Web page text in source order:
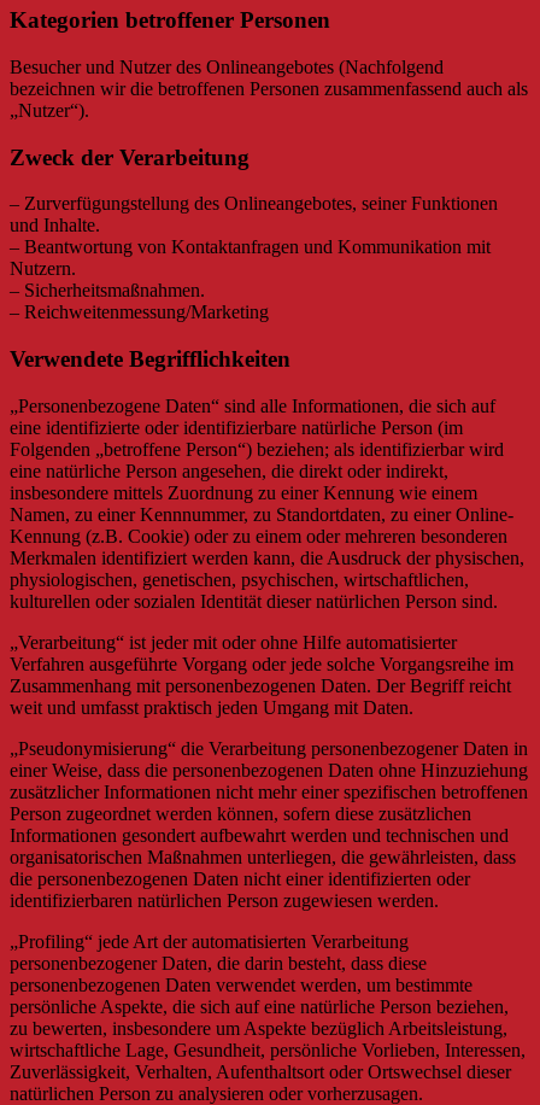
Kategorien betroffener Personen
Besucher und Nutzer des Onlineangebotes (Nachfolgend
bezeichnen wir die betroffenen Personen zusammenfassend auch als
„Nutzer“).
Zweck der Verarbeitung
– Zurverfügungstellung des Onlineangebotes, seiner Funktionen
und Inhalte.
– Beantwortung von Kontaktanfragen und Kommunikation mit
Nutzern.
– Sicherheitsmaßnahmen.
– Reichweitenmessung/Marketing
Verwendete Begrifflichkeiten
„Personenbezogene Daten“ sind alle Informationen, die sich auf
eine identifizierte oder identifizierbare natürliche Person (im
Folgenden „betroffene Person“) beziehen; als identifizierbar wird
eine natürliche Person angesehen, die direkt oder indirekt,
insbesondere mittels Zuordnung zu einer Kennung wie einem
Namen, zu einer Kennnummer, zu Standortdaten, zu einer Online-
Kennung (z.B. Cookie) oder zu einem oder mehreren besonderen
Merkmalen identifiziert werden kann, die Ausdruck der physischen,
physiologischen, genetischen, psychischen, wirtschaftlichen,
kulturellen oder sozialen Identität dieser natürlichen Person sind.
„Verarbeitung“ ist jeder mit oder ohne Hilfe automatisierter
Verfahren ausgeführte Vorgang oder jede solche Vorgangsreihe im
Zusammenhang mit personenbezogenen Daten. Der Begriff reicht
weit und umfasst praktisch jeden Umgang mit Daten.
„Pseudonymisierung“ die Verarbeitung personenbezogener Daten in
einer Weise, dass die personenbezogenen Daten ohne Hinzuziehung
zusätzlicher Informationen nicht mehr einer spezifischen betroffenen
Person zugeordnet werden können, sofern diese zusätzlichen
Informationen gesondert aufbewahrt werden und technischen und
organisatorischen Maßnahmen unterliegen, die gewährleisten, dass
die personenbezogenen Daten nicht einer identifizierten oder
identifizierbaren natürlichen Person zugewiesen werden.
„Profiling“ jede Art der automatisierten Verarbeitung
personenbezogener Daten, die darin besteht, dass diese
personenbezogenen Daten verwendet werden, um bestimmte
persönliche Aspekte, die sich auf eine natürliche Person beziehen,
zu bewerten, insbesondere um Aspekte bezüglich Arbeitsleistung,
wirtschaftliche Lage, Gesundheit, persönliche Vorlieben, Interessen,
Zuverlässigkeit, Verhalten, Aufenthaltsort oder Ortswechsel dieser
natürlichen Person zu analysieren oder vorherzusagen.